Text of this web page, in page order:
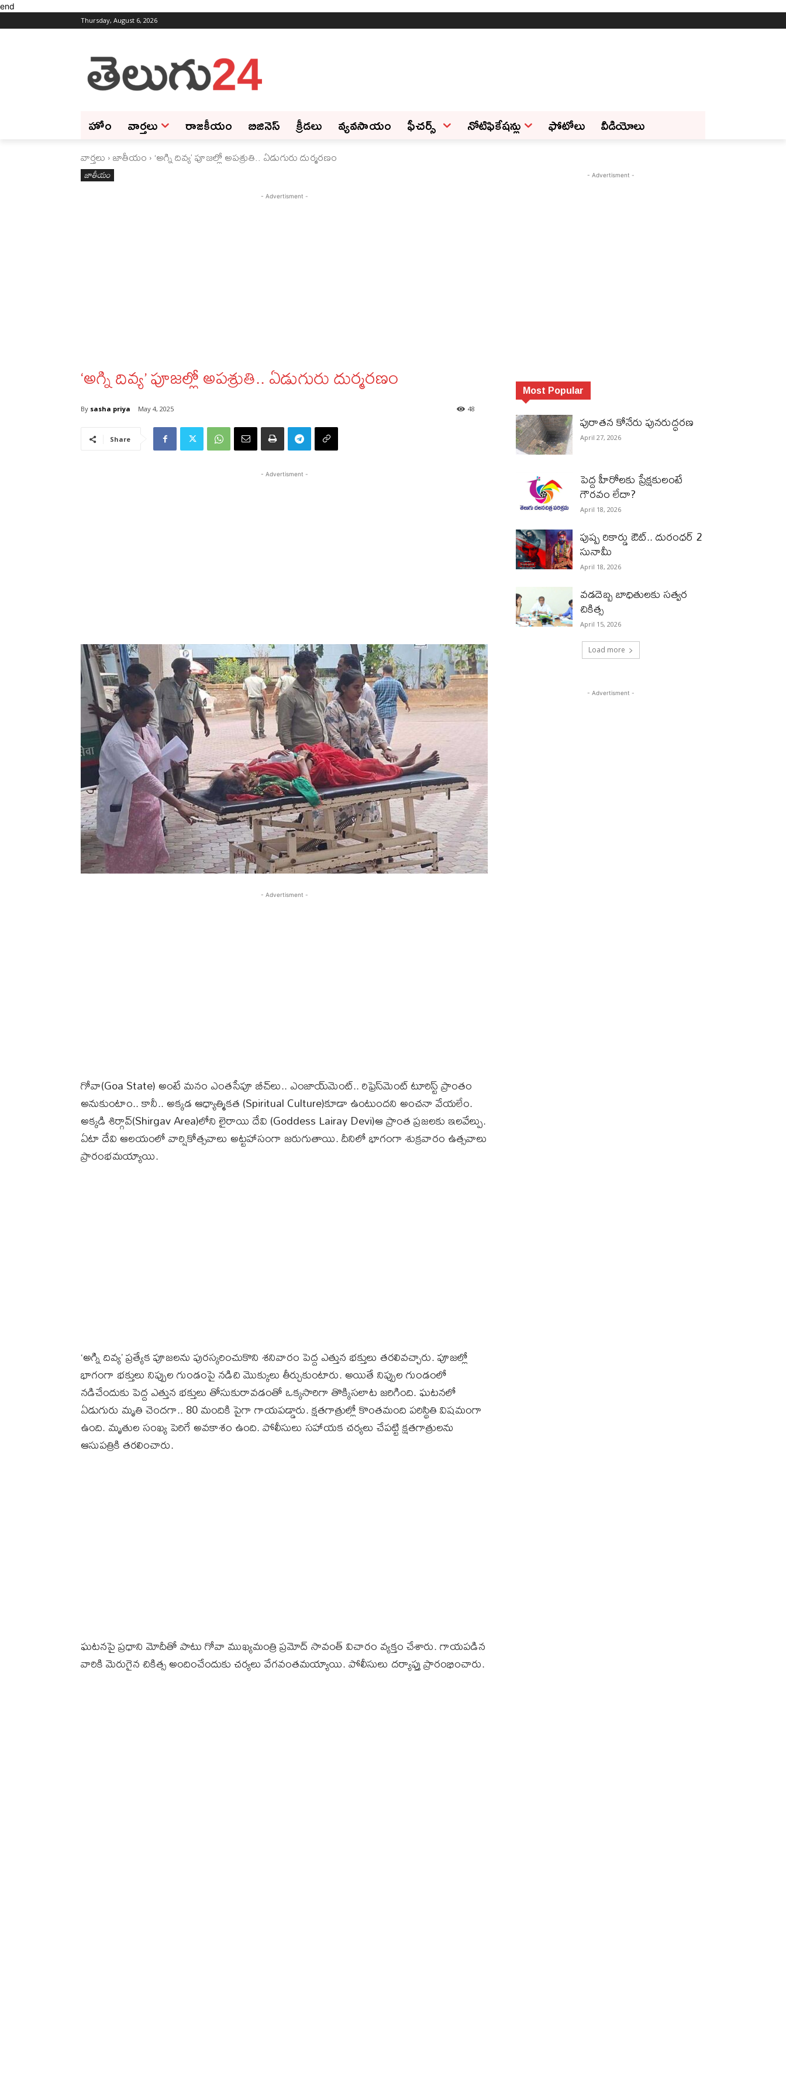
end
Thursday, August 6, 2026
హోం వార్తలు రాజకీయం బిజినెస్‌ క్రీడలు వ్యవసాయం ఫీచ‌ర్స్ ‌ నోటిఫికేషన్లు ఫోటోలు వీడియోలు
వార్తలు జాతీయం ‘అగ్ని దివ్య’ పూజల్లో అపశ్రుతి.. ఏడుగురు దుర్మరణం
జాతీయం
- Advertisment -
‘అగ్ని దివ్య’ పూజల్లో అపశ్రుతి.. ఏడుగురు దుర్మరణం
By sasha priya May 4, 2025 48
Share
- Advertisment -
- Advertisment -
గోవా(Goa State) అంటే మనం ఎంతసేపూ బీచ్​లు.. ఎంజాయ్​మెంట్​.. రిఫ్రెస్​మెంట్​ టూరిస్ట్​ ప్రాంతం
అనుకుంటాం.. కానీ.. అక్కడ ఆధ్యాత్మికత (Spiritual Culture)కూడా ఉంటుందని అంచనా వేయలేం.
అక్కడి శిర్గావ్‌(Shirgav Area)లోని లైరాయి దేవి (Goddess Lairay Devi)ఆ ప్రాంత ప్రజలకు ఇలవేల్పు.
ఏటా దేవి ఆలయంలో వార్షికోత్సవాలు అట్టహాసంగా జరుగుతాయి. దీనిలో భాగంగా శుక్రవారం ఉత్సవాలు
ప్రారంభమయ్యాయి.
‘అగ్ని దివ్య’ ప్రత్యేక పూజలను పురస్కరించుకొని శనివారం పెద్ద ఎత్తున భక్తులు తరలివచ్చారు. పూజల్లో
భాగంగా భక్తులు నిప్పుల గుండంపై నడిచి మొక్కులు తీర్చుకుంటారు. అయితే నిప్పుల గుండంలో
నడిచేందుకు పెద్ద ఎత్తున భక్తులు తోసుకురావడంతో ఒక్కసారిగా తొక్కిసలాట జరిగింది. ఘటనలో
ఏడుగురు మృతి చెందగా.. 80 మందికి పైగా గాయపడ్డారు. క్షతగాత్రుల్లో కొంతమంది పరిస్థితి విషమంగా
ఉంది. మృతుల సంఖ్య పెరిగే అవకాశం ఉంది. పోలీసులు సహాయక చర్యలు చేపట్టి క్షతగాత్రులను
ఆసుపత్రికి తరలించారు.
ఘటనపై ప్రధాని మోదీతో పాటు గోవా ముఖ్యమంత్రి ప్రమోద్ సావంత్ విచారం వ్యక్తం చేశారు. గాయపడిన
వారికి మెరుగైన చికిత్స అందించేందుకు చర్యలు వేగవంతమయ్యాయి. పోలీసులు దర్యాప్తు ప్రారంభించారు.
- Advertisment -
Most Popular
పురాత‌న కోనేరు పున‌రుద్ధ‌ర‌ణ
April 27, 2026
పెద్ద హీరోల‌కు ప్రేక్ష‌కులంటే
గౌర‌వం లేదా?
April 18, 2026
పుష్ప రికార్డు ఔట్‌.. దురంధ‌ర్ 2
సునామీ
April 18, 2026
వడదెబ్బ బాధితులకు సత్వర
చికిత్స
April 15, 2026
Load more
- Advertisment -